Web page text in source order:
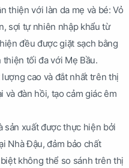
thiện với làn da mẹ và bé: Vỏ
sợi tự nhiên nhập khẩu từ
đều được giặt sạch bằng
thiện tối đa với Mẹ Bầu.
cao và đắt nhất trên thị
đàn hồi, tạo cảm giác êm
sản xuất được thực hiện bởi
Nhà Đậu, đảm bảo chất
không thể so sánh trên thị